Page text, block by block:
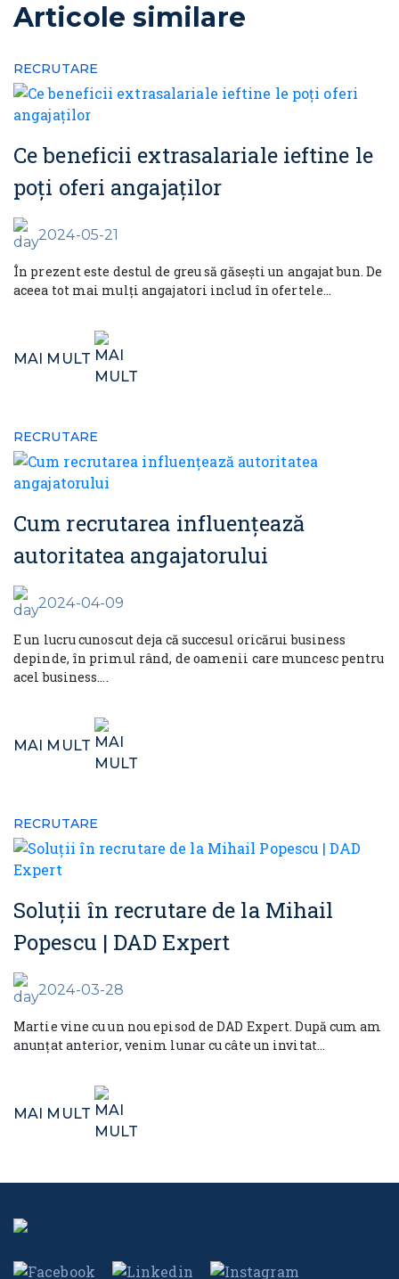
Articole similare
RECRUTARE
Ce beneficii extrasalariale ieftine le
poți oferi angajaților
2024-05-21
În prezent este destul de greu să găsești un angajat bun. De
aceea tot mai mulți angajatori includ în ofertele...
MAI MULT
RECRUTARE
Cum recrutarea influențează
autoritatea angajatorului
2024-04-09
E un lucru cunoscut deja că succesul oricărui business
depinde, în primul rând, de oamenii care muncesc pentru
acel business....
MAI MULT
RECRUTARE
Soluții în recrutare de la Mihail
Popescu | DAD Expert
2024-03-28
Martie vine cu un nou episod de DAD Expert. După cum am
anunțat anterior, venim lunar cu câte un invitat...
MAI MULT